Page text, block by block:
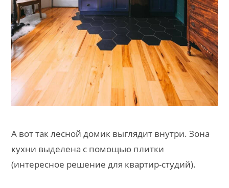
А вот так лесной домик выглядит внутри. Зона
кухни выделена с помощью плитки
(интересное решение для квартир-студий).